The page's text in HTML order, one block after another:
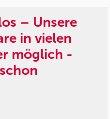
– Unsere
in vielen
möglich -